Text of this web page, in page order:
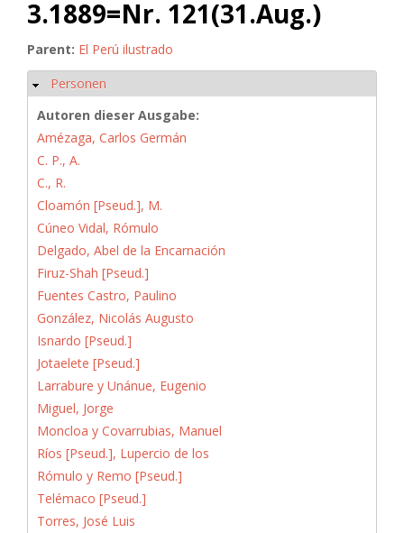
3.1889=Nr. 121(31.Aug.)
Parent: El Perú ilustrado
Hide
Personen
Autoren dieser Ausgabe:
Amézaga, Carlos Germán
C. P., A.
C., R.
Cloamón [Pseud.], M.
Cúneo Vidal, Rómulo
Delgado, Abel de la Encarnación
Firuz-Shah [Pseud.]
Fuentes Castro, Paulino
González, Nicolás Augusto
Isnardo [Pseud.]
Jotaelete [Pseud.]
Larrabure y Unánue, Eugenio
Miguel, Jorge
Moncloa y Covarrubias, Manuel
Ríos [Pseud.], Lupercio de los
Rómulo y Remo [Pseud.]
Telémaco [Pseud.]
Torres, José Luis